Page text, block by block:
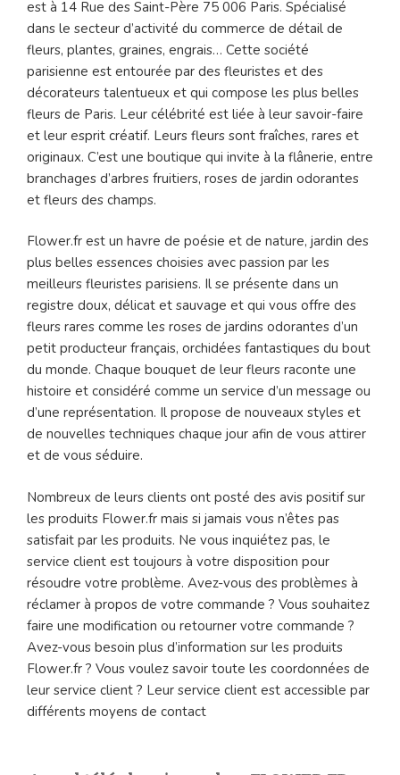
est à 14 Rue des Saint-Père 75 006 Paris. Spécialisé
dans le secteur d’activité du commerce de détail de
fleurs, plantes, graines, engrais… Cette société
parisienne est entourée par des fleuristes et des
décorateurs talentueux et qui compose les plus belles
fleurs de Paris. Leur célébrité est liée à leur savoir-faire
et leur esprit créatif. Leurs fleurs sont fraîches, rares et
originaux. C’est une boutique qui invite à la flânerie, entre
branchages d’arbres fruitiers, roses de jardin odorantes
et fleurs des champs.
Flower.fr est un havre de poésie et de nature, jardin des
plus belles essences choisies avec passion par les
meilleurs fleuristes parisiens. Il se présente dans un
registre doux, délicat et sauvage et qui vous offre des
fleurs rares comme les roses de jardins odorantes d’un
petit producteur français, orchidées fantastiques du bout
du monde. Chaque bouquet de leur fleurs raconte une
histoire et considéré comme un service d’un message ou
d’une représentation. Il propose de nouveaux styles et
de nouvelles techniques chaque jour afin de vous attirer
et de vous séduire.
Nombreux de leurs clients ont posté des avis positif sur
les produits Flower.fr mais si jamais vous n’êtes pas
satisfait par les produits. Ne vous inquiétez pas, le
service client est toujours à votre disposition pour
résoudre votre problème. Avez-vous des problèmes à
réclamer à propos de votre commande ? Vous souhaitez
faire une modification ou retourner votre commande ?
Avez-vous besoin plus d’information sur les produits
Flower.fr ? Vous voulez savoir toute les coordonnées de
leur service client ? Leur service client est accessible par
différents moyens de contact